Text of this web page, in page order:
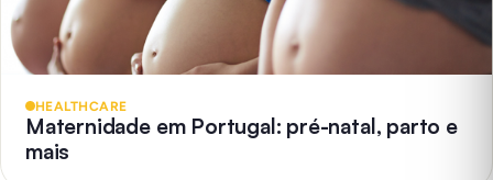
HEALTHCARE
Maternidade em Portugal: pré-natal, parto e
mais